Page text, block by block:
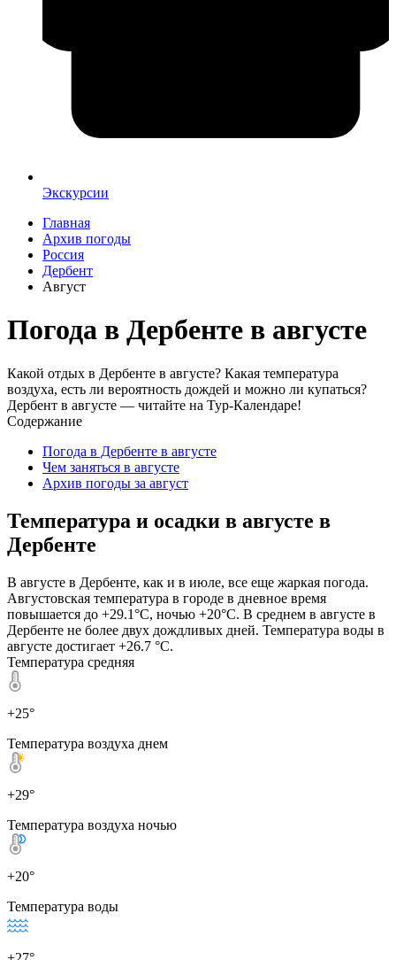
Экскурсии
Главная
Архив погоды
Россия
Дербент
Август
Погода в Дербенте в августе
Какой отдых в Дербенте в августе? Какая температура
воздуха, есть ли вероятность дождей и можно ли купаться?
Дербент в августе — читайте на Тур-Календаре!
Содержание
Погода в Дербенте в августе
Чем заняться в августе
Архив погоды за август
Температура и осадки в августе в
Дербенте
В августе в Дербенте, как и в июле, все еще жаркая погода.
Августовская температура в городе в дневное время
повышается до +29.1°C, ночью +20°C. В среднем в августе в
Дербенте не более двух дождливых дней. Температура воды в
августе достигает +26.7 °C.
Температура средняя
+25°
Температура воздуха днем
+29°
Температура воздуха ночью
+20°
Температура воды